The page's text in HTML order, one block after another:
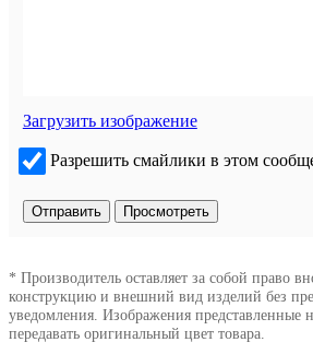
Загрузить изображение
Разрешить смайлики в этом
* Производитель оставляет за собой право
конструкцию и внешний вид изделий без
уведомления. Изображения представленные
передавать оригинальный цвет товара.